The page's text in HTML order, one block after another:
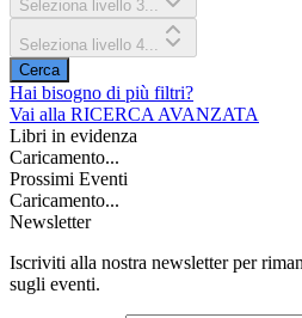
Seleziona livello 3...
Seleziona livello 4...
Cerca
Hai bisogno di più filtri?
Vai alla RICERCA AVANZATA
Libri in evidenza
Caricamento...
Prossimi Eventi
Caricamento...
Newsletter
Iscriviti alla nostra newsletter per
sugli eventi.